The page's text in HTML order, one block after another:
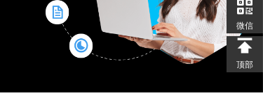
微信
顶部
微信
顶部